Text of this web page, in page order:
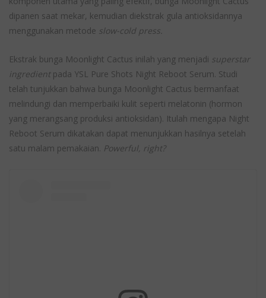
dipanen saat mekar, kemudian diekstrak gula antioksidannya
menggunakan metode slow-cold press.
Ekstrak bunga Moonlight Cactus inilah yang menjadi superstar
ingredient pada YSL Pure Shots Night Reboot Serum. Studi
telah tunjukkan bahwa bunga Moonlight Cactus bermanfaat
melindungi dan memperbaiki kulit seperti melatonin (hormon
yang merangsang produksi antioksidan). Itulah mengapa Night
Reboot Serum dikatakan dapat menunjukkan hasilnya setelah
satu malam pemakaian. Powerful, right?